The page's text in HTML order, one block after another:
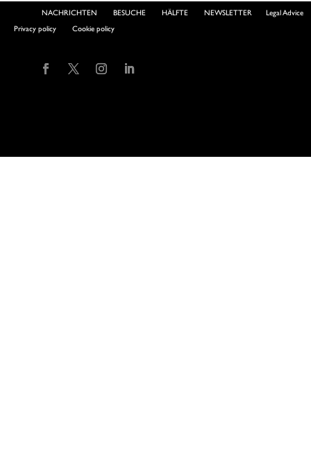
NACHRICHTEN BESUCHE HÄLFTE NEWSLETTER Legal Advice
Privacy policy Cookie policy